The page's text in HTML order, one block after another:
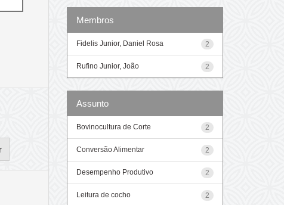
Membros
2
Fidelis Junior, Daniel Rosa
2
Rufino Junior, João
Assunto
2
Bovinocultura de Corte
2
Conversão Alimentar
2
Desempenho Produtivo
2
Leitura de cocho